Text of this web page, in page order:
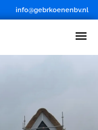
info@gebrkoenenbv.nl